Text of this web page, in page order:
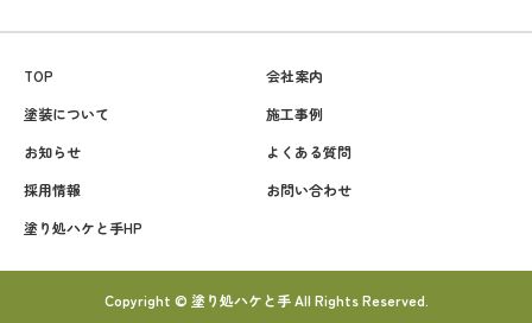
TOP
会社案内
塗装について
施工事例
お知らせ
よくある質問
採用情報
お問い合わせ
塗り処ハケと手HP
Copyright © 塗り処ハケと手 All Rights Reserved.